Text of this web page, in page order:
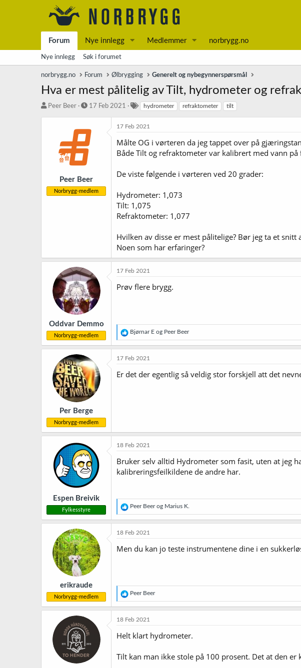
Forum Nye innlegg Medlemmer norbrygg.no
Nye innlegg Søk i forumet
norbrygg.no Forum Ølbrygging Generelt og nybegynnerspørsmål
Hva er mest pålitelig av Tilt, hydrometer og
T
e
r
Peer Beer
S
r
t
o
17 Feb 2021
i
k
o
hydrometer refraktometer tilt
Peer Beer
Norbrygg-medlem
17 Feb 2021
Målte OG i vørteren da jeg tappet over på
Både Tilt og refraktometer var kalibrert med vann
De viste følgende i vørteren ved 20 grader:
Hydrometer: 1,073
Tilt: 1,075
Refraktometer: 1,077
Hvilken av disse er mest pålitelige? Bør jeg ta et
Noen som har erfaringer?
Oddvar Demmo
Norbrygg-medlem
17 Feb 2021
Prøv flere brygg.
R
e
a
k
o
Bjørnar E og Peer Beer
Per Berge
Norbrygg-medlem
17 Feb 2021
Er det der egentlig så veldig stor forskjell att det
Espen Breivik
Fylkesstyre
18 Feb 2021
Bruker selv alltid Hydrometer som fasit, uten at jeg
kalibreringsfeilkildene de andre har.
R
e
a
k
o
:
Peer Beerog Marius K.
erikraude
Norbrygg-medlem
18 Feb 2021
Men du kan jo teste instrumentene dine i en
R
e
a
k
o
e
Peer Beer
18 Feb 2021
Helt klart hydrometer.
Tilt kan man ikke stole på 100 prosent. Det at den